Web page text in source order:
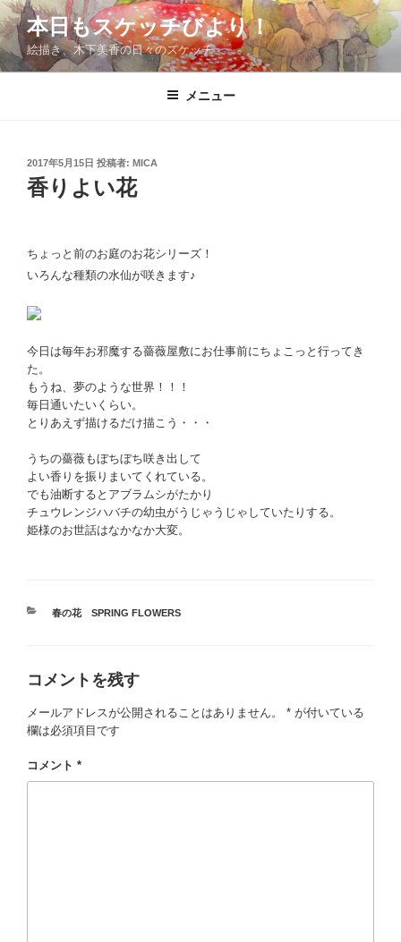
コ
ン
テ
ン
本日もスケッチびより！
絵描き、木下美香の日々のスケッチ
メニュー
投
稿
日:
2017年5月15日 投稿者: MICA
香りよい花
ちょっと前のお庭のお花シリーズ！
いろんな種類の水仙が咲きます♪
今日は毎年お邪魔する薔薇屋敷にお仕事前にちょこっと行ってき
た。
もうね、夢のような世界！！！
毎日通いたいくらい。
とりあえず描けるだけ描こう・・・
うちの薔薇もぼちぼち咲き出して
よい香りを振りまいてくれている。
でも油断するとアブラムシがたかり
チュウレンジハバチの幼虫がうじゃうじゃしていたりする。
姫様のお世話はなかなか大変。
カ
ー
春の花 SPRING FLOWERS
コメントを残す
メールアドレスが公開されることはありません。 * が付いている
欄は必須項目です
コメント *